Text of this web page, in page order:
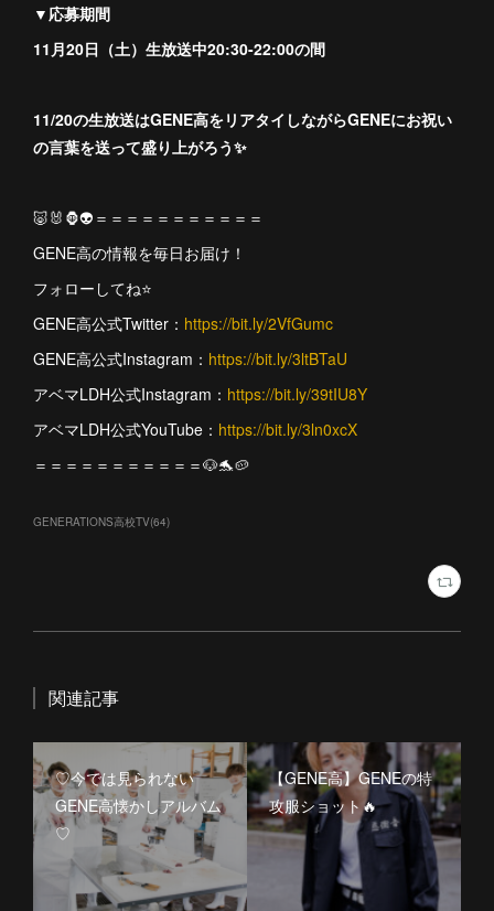
▼応募期間
11月20日（土）生放送中20:30-22:00の間
11/20の生放送はGENE高をリアタイしながらGENEにお祝い
の言葉を送って盛り上がろう✨
🐷🐰🦍👽＝＝＝＝＝＝＝＝＝＝＝
GENE高の情報を毎日お届け！
フォローしてね⭐️
GENE高公式Twitter： https://bit.ly/2VfGumc
GENE高公式Instagram： https://bit.ly/3ltBTaU
アベマLDH公式Instagram： https://bit.ly/39tIU8Y
アベマLDH公式YouTube： https://bit.ly/3ln0xcX
＝＝＝＝＝＝＝＝＝＝＝🐶🐬🥔
GENERATIONS高校TV(64)
関連記事
♡今では見られない
GENE高懐かしアルバム
♡
【GENE高】GENEの特
攻服ショット🔥